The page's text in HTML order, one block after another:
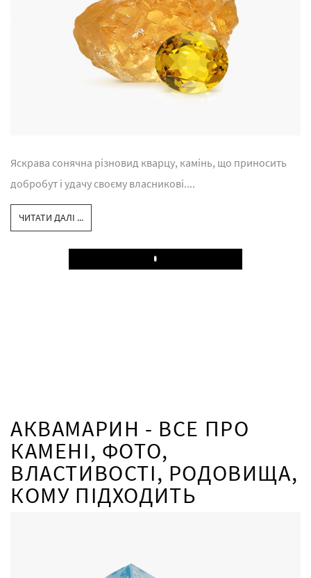
Яскрава сонячна різновид кварцу, камінь, що приносить
добробут і удачу своєму власникові....
ЧИТАТИ ДАЛІ ...
Play
АКВАМАРИН - ВСЕ ПРО
КАМЕНІ, ФОТО,
ВЛАСТИВОСТІ, РОДОВИЩА,
КОМУ ПІДХОДИТЬ